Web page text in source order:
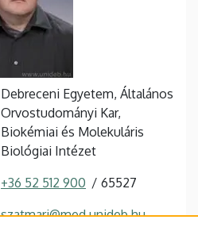
Debreceni Egyetem, Általános
Orvostudományi Kar,
Biokémiai és Molekuláris
Biológiai Intézet
+36 52 512 900 65527
szatmari@med.unideb.hu